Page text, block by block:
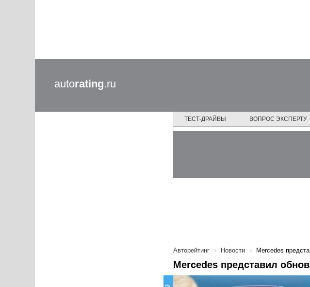
autorating.ru
ТЕСТ-ДРАЙВЫ ВОПРОС ЭКСПЕРТУ
Авторейтинг Новости Mercedes
Mercedes представил